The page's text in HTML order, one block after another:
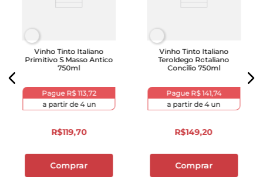
Vinho Tinto Italiano
Primitivo S Masso Antico
750ml
Pague R$ 113,72
a partir de4un
R$119,70
Comprar
Vinho Tinto Italiano
Teroldego Rotaliano
Concilio 750ml
Pague R$ 141,74
a partir de4un
R$149,20
Comprar